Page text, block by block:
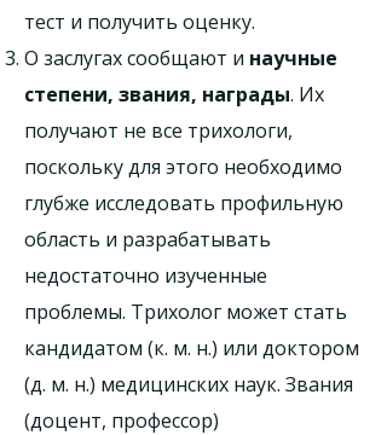
тест и получить оценку.
О заслугах сообщают и научные
степени, звания, награды. Их
получают не все трихологи,
поскольку для этого необходимо
глубже исследовать профильную
область и разрабатывать
недостаточно изученные
проблемы. Трихолог может стать
кандидатом (к. м. н.) или доктором
(д. м. н.) медицинских наук. Звания
(доцент, профессор)